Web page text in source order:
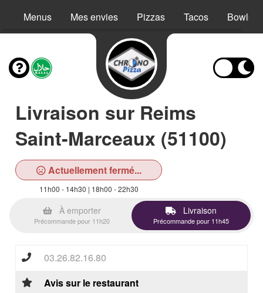
Menus Mes envies Pizzas Tacos Bowls
Livraison sur Reims
Saint-Marceaux (51100)
Actuellement fermé...
11h00 - 14h30 | 18h00 - 22h30
À emporter
Précommande pour 11h20
Livraison
Précommande pour 11h45
03.26.82.16.80
Avis sur le restaurant